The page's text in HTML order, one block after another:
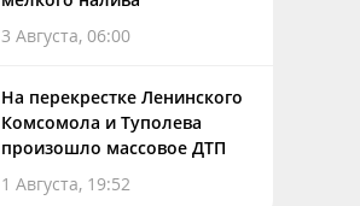
3 Августа, 06:00
На перекрестке Ленинского
Комсомола и Туполева
произошло массовое ДТП
1 Августа, 19:52